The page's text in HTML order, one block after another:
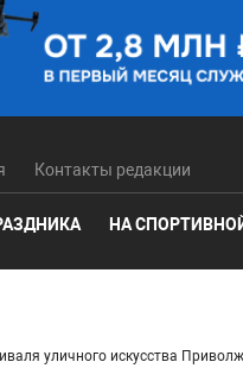
Контакты редакции
НА
уличного искусства